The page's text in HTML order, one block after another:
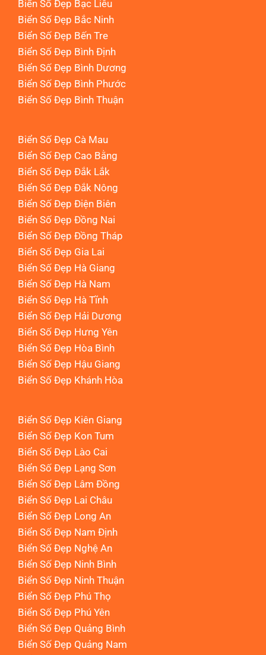
Biển Số Đẹp Bạc Liêu
Biển Số Đẹp Bắc Ninh
Biển Số Đẹp Bến Tre
Biển Số Đẹp Bình Định
Biển Số Đẹp Bình Dương
Biển Số Đẹp Bình Phước
Biển Số Đẹp Bình Thuận
Biển Số Đẹp Cà Mau
Biển Số Đẹp Cao Bằng
Biển Số Đẹp Đắk Lắk
Biển Số Đẹp Đắk Nông
Biển Số Đẹp Điện Biên
Biển Số Đẹp Đồng Nai
Biển Số Đẹp Đồng Tháp
Biển Số Đẹp Gia Lai
Biển Số Đẹp Hà Giang
Biển Số Đẹp Hà Nam
Biển Số Đẹp Hà Tĩnh
Biển Số Đẹp Hải Dương
Biển Số Đẹp Hưng Yên
Biển Số Đẹp Hòa Bình
Biển Số Đẹp Hậu Giang
Biển Số Đẹp Khánh Hòa
Biển Số Đẹp Kiên Giang
Biển Số Đẹp Kon Tum
Biển Số Đẹp Lào Cai
Biển Số Đẹp Lạng Sơn
Biển Số Đẹp Lâm Đồng
Biển Số Đẹp Lai Châu
Biển Số Đẹp Long An
Biển Số Đẹp Nam Định
Biển Số Đẹp Nghệ An
Biển Số Đẹp Ninh Bình
Biển Số Đẹp Ninh Thuận
Biển Số Đẹp Phú Thọ
Biển Số Đẹp Phú Yên
Biển Số Đẹp Quảng Bình
Biển Số Đẹp Quảng Nam